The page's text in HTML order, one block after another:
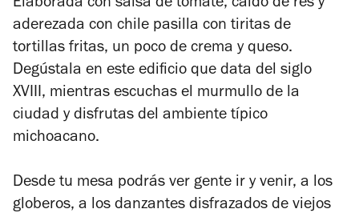
Elaborada con salsa de tomate, caldo de res y
aderezada con chile pasilla con tiritas de
tortillas fritas, un poco de crema y queso.
Degústala en este edificio que data del siglo
XVIII, mientras escuchas el murmullo de la
ciudad y disfrutas del ambiente típico
michoacano.
Desde tu mesa podrás ver gente ir y venir, a los
globeros, a los danzantes disfrazados de viejos